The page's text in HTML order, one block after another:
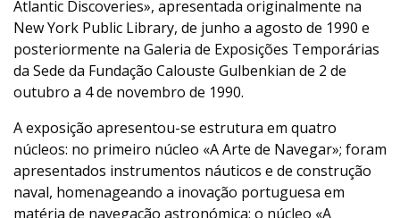
Atlantic Discoveries», apresentada originalmente na
New York Public Library, de junho a agosto de 1990 e
posteriormente na Galeria de Exposições Temporárias
da Sede da Fundação Calouste Gulbenkian de 2 de
outubro a 4 de novembro de 1990.
A exposição apresentou-se estrutura em quatro
núcleos: no primeiro núcleo «A Arte de Navegar»; foram
apresentados instrumentos náuticos e de construção
naval, homenageando a inovação portuguesa em
matéria de navegação astronómica; o núcleo «A